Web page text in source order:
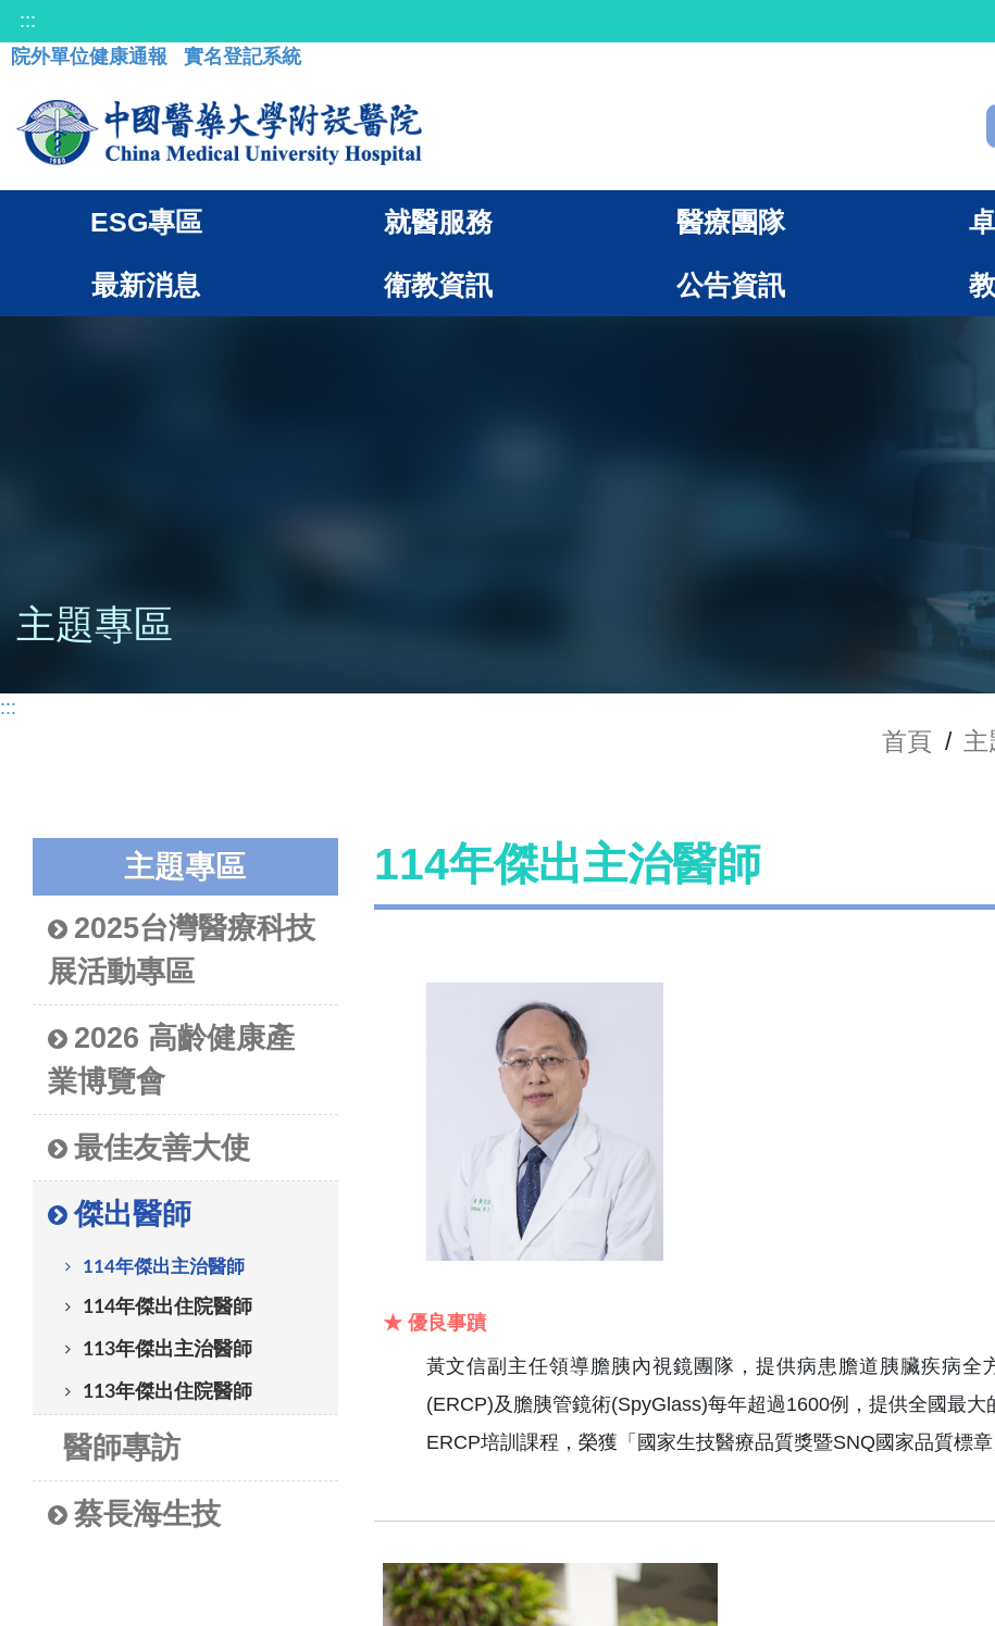
:::
院外單位健康通報
實名登記系統
ESG專區 就醫服務 醫療團隊
最新消息 衛教資訊 公告資訊
主題專區
:::
首頁 / 主
主題專區
2025台灣醫療科技
展活動專區
2026 高齡健康產
業博覽會
最佳友善大使
傑出醫師
114年傑出主治醫師
114年傑出住院醫師
113年傑出主治醫師
113年傑出住院醫師
醫師專訪
蔡長海生技
114年傑出主治醫師
★ 優良事蹟
黃文信副主任領導膽胰內視鏡團隊，提供病患膽道胰臟疾病
(ERCP)及膽胰管鏡術(SpyGlass)每年超過1600例，提供全國最
ERCP培訓課程，榮獲「國家生技醫療品質獎暨SNQ國家品質標章